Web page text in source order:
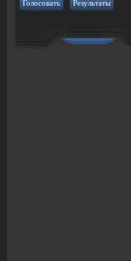
Голосовать Результаты